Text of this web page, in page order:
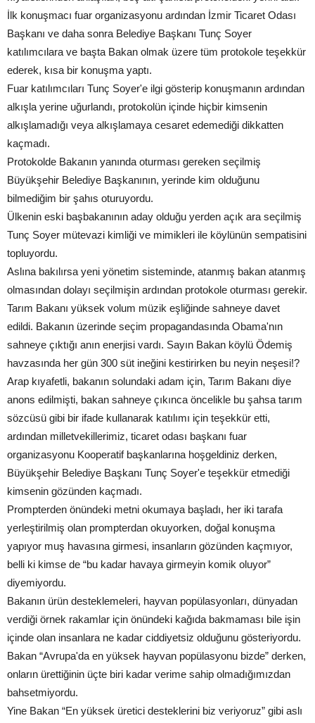
İlk konuşmacı fuar organizasyonu ardından İzmir Ticaret Odası
Başkanı ve daha sonra Belediye Başkanı Tunç Soyer
katılımcılara ve başta Bakan olmak üzere tüm protokole teşekkür
ederek, kısa bir konuşma yaptı.
Fuar katılımcıları Tunç Soyer'e ilgi gösterip konuşmanın ardından
alkışla yerine uğurlandı, protokolün içinde hiçbir kimsenin
alkışlamadığı veya alkışlamaya cesaret edemediği dikkatten
kaçmadı.
Protokolde Bakanın yanında oturması gereken seçilmiş
Büyükşehir Belediye Başkanının, yerinde kim olduğunu
bilmediğim bir şahıs oturuyordu.
Ülkenin eski başbakanının aday olduğu yerden açık ara seçilmiş
Tunç Soyer mütevazi kimliği ve mimikleri ile köylünün sempatisini
topluyordu.
Aslına bakılırsa yeni yönetim sisteminde, atanmış bakan atanmış
olmasından dolayı seçilmişin ardından protokole oturması gerekir.
Tarım Bakanı yüksek volum müzik eşliğinde sahneye davet
edildi. Bakanın üzerinde seçim propagandasında Obama'nın
sahneye çıktığı anın enerjisi vardı. Sayın Bakan köylü Ödemiş
havzasında her gün 300 süt ineğini kestirirken bu neyin neşesi!?
Arap kıyafetli, bakanın solundaki adam için, Tarım Bakanı diye
anons edilmişti, bakan sahneye çıkınca öncelikle bu şahsa tarım
sözcüsü gibi bir ifade kullanarak katılımı için teşekkür etti,
ardından milletvekillerimiz, ticaret odası başkanı fuar
organizasyonu Kooperatif başkanlarına hoşgeldiniz derken,
Büyükşehir Belediye Başkanı Tunç Soyer'e teşekkür etmediği
kimsenin gözünden kaçmadı.
Prompterden önündeki metni okumaya başladı, her iki tarafa
yerleştirilmiş olan prompterdan okuyorken, doğal konuşma
yapıyor muş havasına girmesi, insanların gözünden kaçmıyor,
belli ki kimse de “bu kadar havaya girmeyin komik oluyor”
diyemiyordu.
Bakanın ürün desteklemeleri, hayvan popülasyonları, dünyadan
verdiği örnek rakamlar için önündeki kağıda bakmaması bile işin
içinde olan insanlara ne kadar ciddiyetsiz olduğunu gösteriyordu.
Bakan “Avrupa'da en yüksek hayvan popülasyonu bizde” derken,
onların ürettiğinin üçte biri kadar verime sahip olmadığımızdan
bahsetmiyordu.
Yine Bakan “En yüksek üretici desteklerini biz veriyoruz” gibi aslı